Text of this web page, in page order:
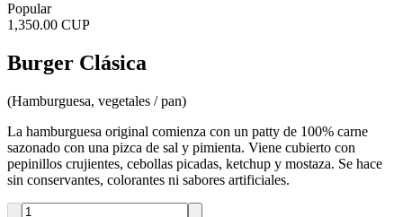
Popular
1,350.00 CUP
Burger Clásica
(Hamburguesa, vegetales / pan)
La hamburguesa original comienza con un patty de 100% carne
sazonado con una pizca de sal y pimienta. Viene cubierto con
pepinillos crujientes, cebollas picadas, ketchup y mostaza. Se hace
sin conservantes, colorantes ni sabores artificiales.